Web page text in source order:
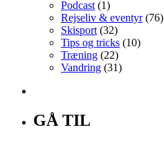
Podcast (1)
Rejseliv & eventyr(76)
Skisport (32)
Tips og tricks (10)
Træning (22)
Vandring (31)
GÅ TIL